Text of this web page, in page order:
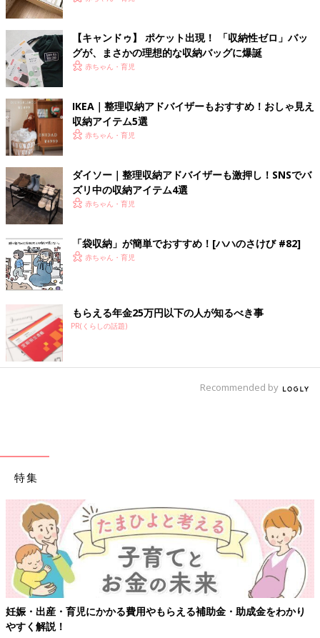
【キャンドゥ】 ポケット出現！ 「収納性ゼロ」バッ
グが、まさかの理想的な収納バッグに爆誕
赤ちゃん・育児
IKEA｜整理収納アドバイザーもおすすめ！おしゃ見え
収納アイテム5選
赤ちゃん・育児
ダイソー｜整理収納アドバイザーも激押し！SNSでバ
ズリ中の収納アイテム4選
赤ちゃん・育児
「袋収納」が簡単でおすすめ！[ハハのさけび #82]
赤ちゃん・育児
もらえる年金25万円以下の人が知るべき事
PR(くらしの話題)
Recommended by
特集
妊娠・出産・育児にかかる費用やもらえる補助金・助成金をわかり
やすく解説！